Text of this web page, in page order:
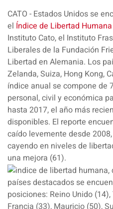
CATO - Estados Unidos se
el Índice de Libertad
Instituto Cato, el Instituto
Liberales de la Fundación
Libertad en Alemania. Los
Zelanda, Suiza, Hong Kong,
índice anual se compone de
personal, civil y económica
hasta 2017, el año más
disponibles. El reporte
caído levemente desde
cayendo en niveles de
una mejora (61).
países destacados se
posiciones: Reino Unido
Francia (33), Mauricio (50),